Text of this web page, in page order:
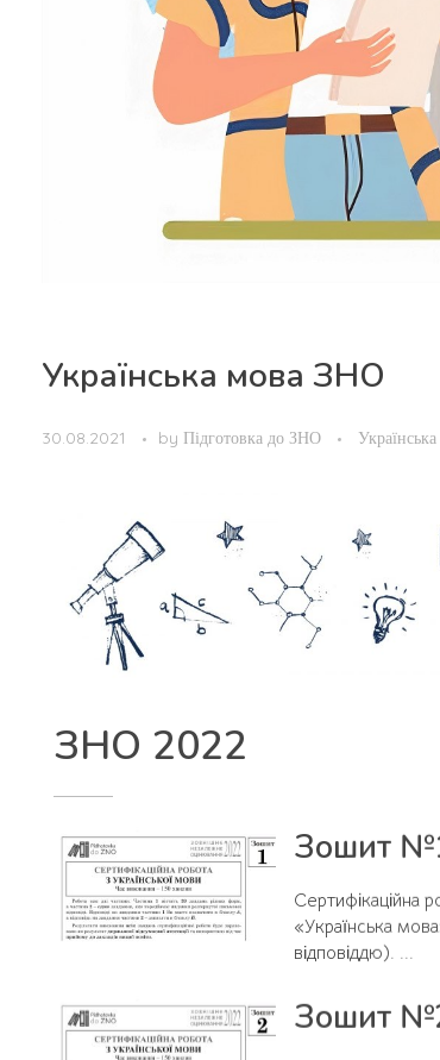
Українська мова ЗНО
30.08.2021 by Підготовка до ЗНО
ЗНО 2022
Зошит
Сертифікаційна
«Українська
відповіддю). ...
Зошит